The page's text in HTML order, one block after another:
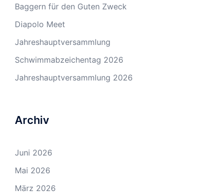
Baggern für den Guten Zweck
Diapolo Meet
Jahreshauptversammlung
Schwimmabzeichentag 2026
Jahreshauptversammlung 2026
Archiv
Juni 2026
Mai 2026
März 2026